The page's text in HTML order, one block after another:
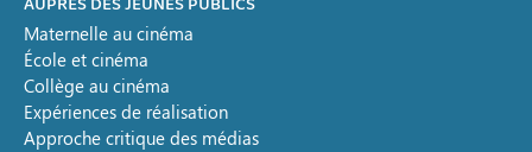
Maternelle au cinéma
École et cinéma
Collège au cinéma
Expériences de réalisation
Approche critique des médias